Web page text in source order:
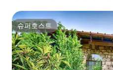
슈퍼호스트
슈퍼호스트